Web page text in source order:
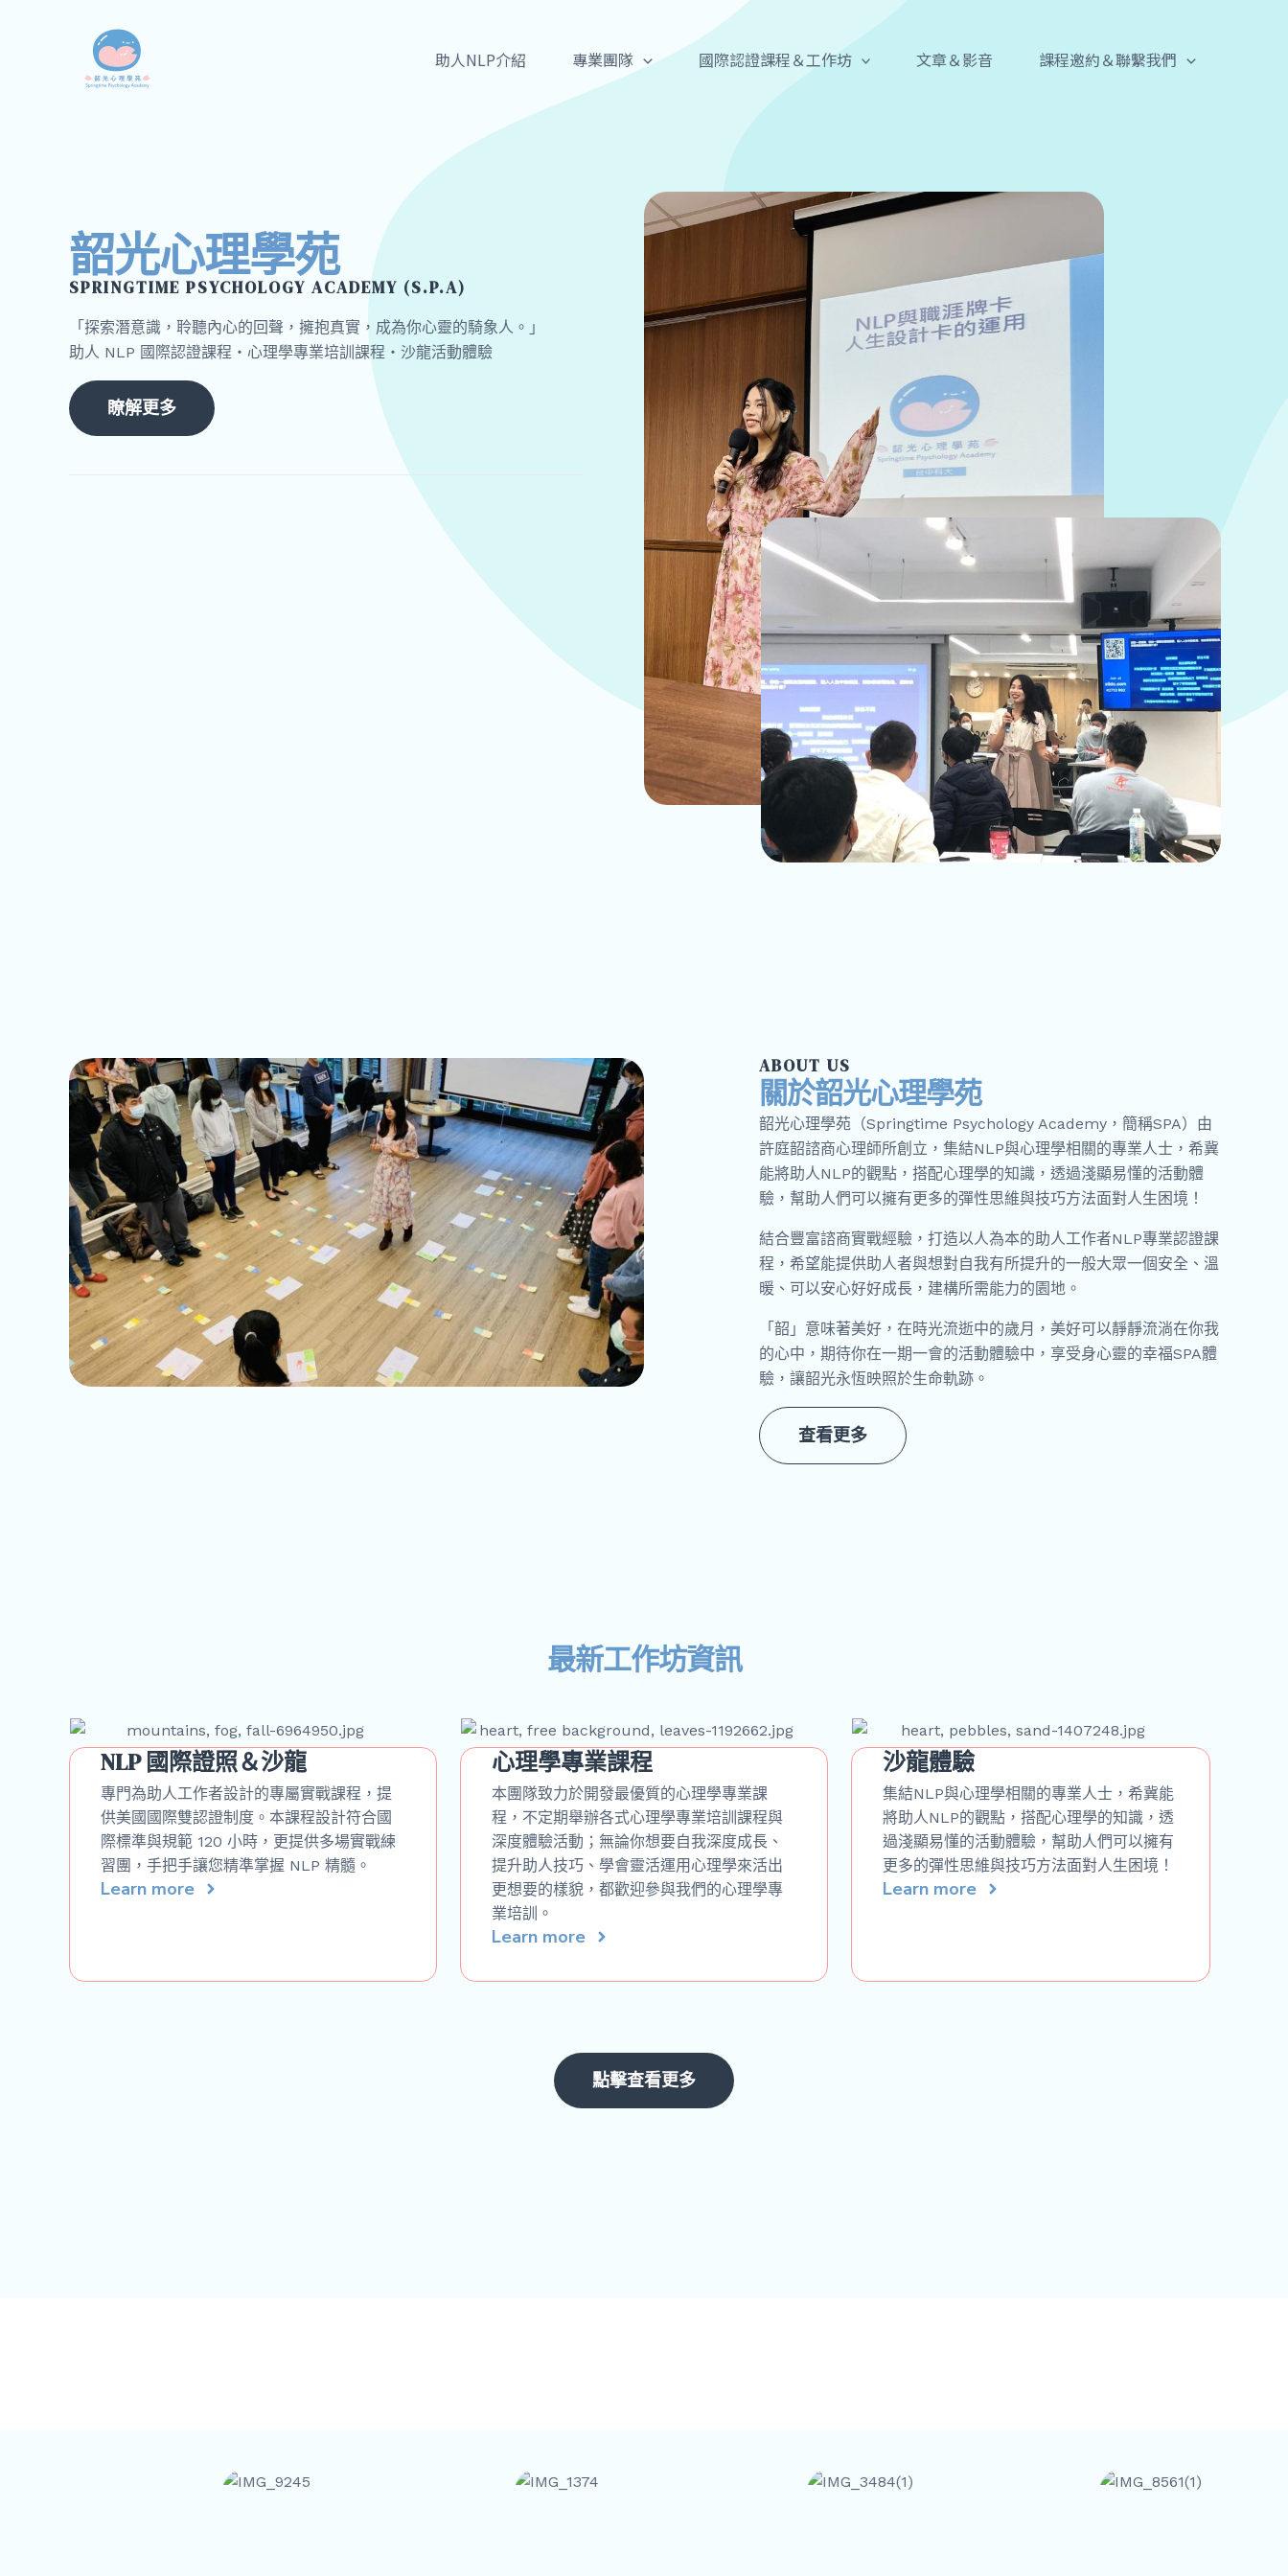
助人NLP介紹 專業團隊 國際認證課程＆工作坊 文章＆影音 課程邀約＆聯繫我們
韶光心理學苑
SPRINGTIME PSYCHOLOGY ACADEMY (S.P.A)
「探索潛意識，聆聽內心的回聲，擁抱真實，成為你心靈的騎象人。」
助人 NLP 國際認證課程・心理學專業培訓課程・沙龍活動體驗
瞭解更多
ABOUT US
關於韶光心理學苑
韶光心理學苑（Springtime Psychology Academy，簡稱SPA）由
許庭韶諮商心理師所創立，集結NLP與心理學相關的專業人士，希冀
能將助人NLP的觀點，搭配心理學的知識，透過淺顯易懂的活動體
驗，幫助人們可以擁有更多的彈性思維與技巧方法面對人生困境！
結合豐富諮商實戰經驗，打造以人為本的助人工作者NLP專業認證課
程，希望能提供助人者與想對自我有所提升的一般大眾一個安全、溫
暖、可以安心好好成長，建構所需能力的園地。
「韶」意味著美好，在時光流逝中的歲月，美好可以靜靜流淌在你我
的心中，期待你在一期一會的活動體驗中，享受身心靈的幸福SPA體
驗，讓韶光永恆映照於生命軌跡。
查看更多
最新工作坊資訊
NLP 國際證照＆沙龍
專門為助人工作者設計的專屬實戰課程，提
供美國國際雙認證制度。本課程設計符合國
際標準與規範 120 小時，更提供多場實戰練
習團，手把手讓您精準掌握 NLP 精髓。
Learn more
心理學專業課程
本團隊致力於開發最優質的心理學專業課
程，不定期舉辦各式心理學專業培訓課程與
深度體驗活動；無論你想要自我深度成長、
提升助人技巧、學會靈活運用心理學來活出
更想要的樣貌，都歡迎參與我們的心理學專
業培訓。
Learn more
沙龍體驗
集結NLP與心理學相關的專業人士，希冀能
將助人NLP的觀點，搭配心理學的知識，透
過淺顯易懂的活動體驗，幫助人們可以擁有
更多的彈性思維與技巧方法面對人生困境！
Learn more
點擊查看更多